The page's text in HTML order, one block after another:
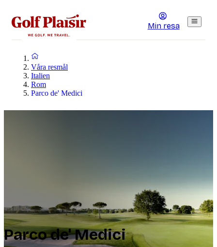
Min resa
Våra resmål
Italien
Rom
Parco de' Medici
Parco de' Medici